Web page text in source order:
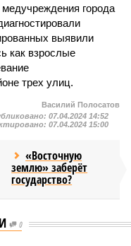
города
выявили
как взрослые
трех улиц.
Василий Полосатов
07.04.2024 14:52
07.04.2024 15:00
«Восточную
землю» заберёт
государство?
0